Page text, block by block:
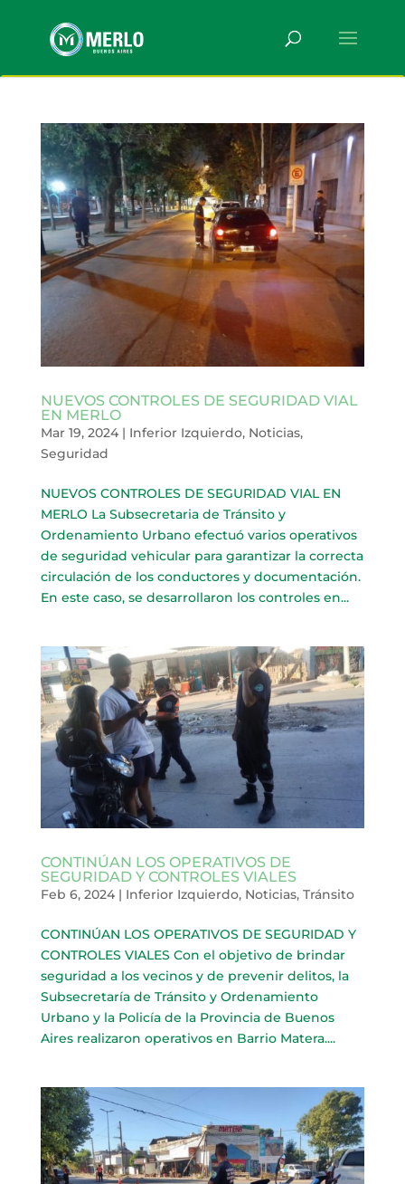
NUEVOS CONTROLES DE SEGURIDAD VIAL
EN MERLO
Mar 19, 2024| Inferior Izquierdo, Noticias,
Seguridad
NUEVOS CONTROLES DE SEGURIDAD VIAL EN
MERLO La Subsecretaria de Tránsito y
Ordenamiento Urbano efectuó varios operativos
de seguridad vehicular para garantizar la correcta
circulación de los conductores y documentación.
En este caso, se desarrollaron los controles en...
CONTINÚAN LOS OPERATIVOS DE
SEGURIDAD Y CONTROLES VIALES
Feb 6, 2024| Inferior Izquierdo, Noticias, Tránsito
CONTINÚAN LOS OPERATIVOS DE SEGURIDAD Y
CONTROLES VIALES Con el objetivo de brindar
seguridad a los vecinos y de prevenir delitos, la
Subsecretaría de Tránsito y Ordenamiento
Urbano y la Policía de la Provincia de Buenos
Aires realizaron operativos en Barrio Matera....